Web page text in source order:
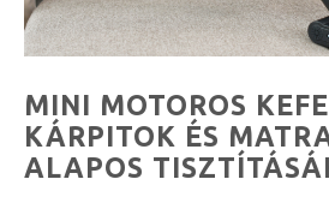
MINI MOTOROS
KÁRPITOK ÉS
ALAPOS